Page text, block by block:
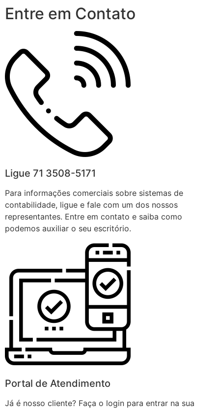
Entre em Contato
Ligue 71 3508-5171
Para informações comerciais sobre sistemas de
contabilidade, ligue e fale com um dos nossos
representantes. Entre em contato e saiba como
podemos auxiliar o seu escritório.
Portal de Atendimento
Já é nosso cliente? Faça o login para entrar na sua